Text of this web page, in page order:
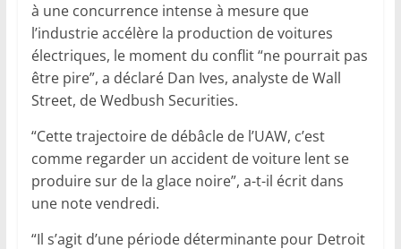
à une concurrence intense à mesure que
l’industrie accélère la production de voitures
électriques, le moment du conflit “ne pourrait pas
être pire”, a déclaré Dan Ives, analyste de Wall
Street, de Wedbush Securities.
“Cette trajectoire de débâcle de l’UAW, c’est
comme regarder un accident de voiture lent se
produire sur de la glace noire”, a-t-il écrit dans
une note vendredi.
“Il s’agit d’une période déterminante pour Detroit